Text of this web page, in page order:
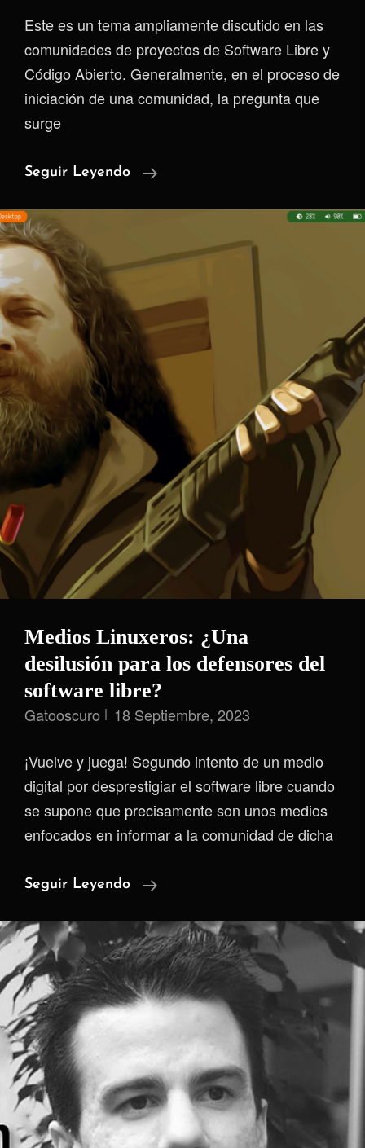
Este es un tema ampliamente discutido en las
comunidades de proyectos de Software Libre y
Código Abierto. Generalmente, en el proceso de
iniciación de una comunidad, la pregunta que
surge
Seguir Leyendo
La
Software
Medios Linuxeros: ¿Una
desilusión para los defensores del
software libre?
Gatooscuro 18 Septiembre, 2023
¡Vuelve y juega! Segundo intento de un medio
digital por desprestigiar el software libre cuando
se supone que precisamente son unos medios
enfocados en informar a la comunidad de dicha
Seguir Leyendo
Medios
¿Una
Desilusión
Para
Los
Defensores
Del
Software
Libre?